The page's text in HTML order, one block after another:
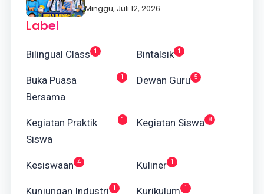
MPLS Ramah Tahun Ajaran
Minggu, Juli 12, 2026
Label
Bilingual Class 1 Bintalsik 1
Buka Puasa
Bersama
1 Dewan Guru 5
Kegiatan Praktik
Siswa
1 Kegiatan Siswa 8
Kesiswaan 4 Kuliner 1
Kunjungan Industri 1 Kurikulum 1